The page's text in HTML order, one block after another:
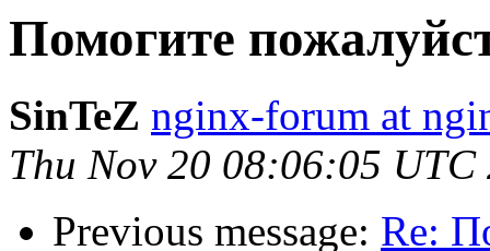
Помогите
SinTeZ nginx-forum at
Thu Nov 20 08:06:05 UTC
Previous message: Re: